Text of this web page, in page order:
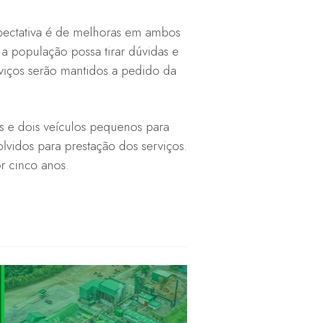
é de melhoras em ambos
população possa tirar dúvidas e
serão mantidos a pedido da
e dois veículos pequenos para
para prestação dos serviços.
cinco anos.